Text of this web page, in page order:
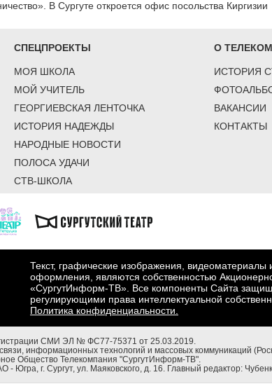
В Сургуте откроется офис посольства Киргизии
СПЕЦПРОЕКТЫ
МОЯ ШКОЛА
МОЙ УЧИТЕЛЬ
ГЕОРГИЕВСКАЯ ЛЕНТОЧКА
ИСТОРИЯ НАДЕЖДЫ
НАРОДНЫЕ НОВОСТИ
ПОЛОСА УДАЧИ
СТВ-ШКОЛА
О
ИСТОРИЯ
ВАКАНСИИ
КОНТАКТЫ
Текст, графические изображения,
оформления, являются собственностью
«СургутИнформ-ТВ». Все компоненты Сайта
регулирующими права интеллектуальной
Политика конфиденциальности.
СМИ ЭЛ № ФС77-75371 от 25.03.2019.
информационных технологий и массовых коммуникаций
Общество Телекомпания "СургутИнформ-ТВ".
Югра, г. Сургут, ул. Маяковского, д. 16. Главный редактор: